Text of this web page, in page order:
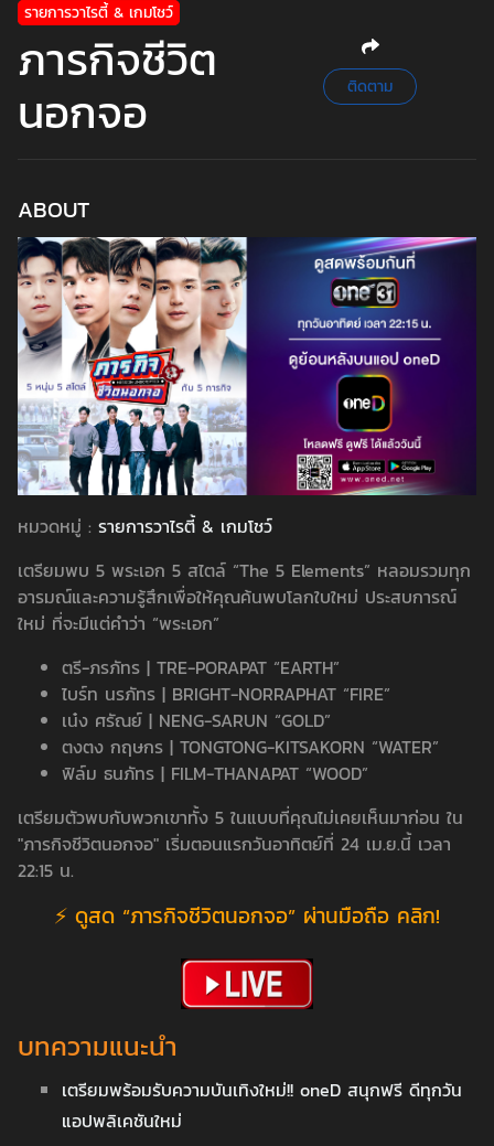
รายการวาไรตี้ & เกมโชว์
ภารกิจชีวิต
นอกจอ
ติดตาม
ABOUT
หมวดหมู่ : รายการวาไรตี้ & เกมโชว์
เตรียมพบ 5 พระเอก 5 สไตล์ “The 5 Elements” หลอมรวมทุก
อารมณ์และความรู้สึกเพื่อให้คุณค้นพบโลกใบใหม่ ประสบการณ์
ใหม่ ที่จะมีแต่คำว่า “พระเอก”
ตรี-ภรภัทร | TRE-PORAPAT “EARTH”
ไบร์ท นรภัทร | BRIGHT-NORRAPHAT “FIRE”
เน๋ง ศรัณย์ | NENG-SARUN “GOLD”
ตงตง กฤษกร | TONGTONG-KITSAKORN “WATER”
ฟิล์ม ธนภัทร | FILM-THANAPAT “WOOD”
เตรียมตัวพบกับพวกเขาทั้ง 5 ในแบบที่คุณไม่เคยเห็นมาก่อน ใน
"ภารกิจชีวิตนอกจอ" เริ่มตอนแรกวันอาทิตย์ที่ 24 เม.ย.นี้ เวลา
22:15 น.
⚡ ดูสด “ภารกิจชีวิตนอกจอ” ผ่านมือถือ คลิก!
บทความแนะนำ
เตรียมพร้อมรับความบันเทิงใหม่!! oneD สนุกฟรี ดีทุกวัน
แอปพลิเคชันใหม่